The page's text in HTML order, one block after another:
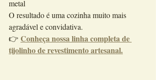
metal
O resultado é uma cozinha muito mais
agradável e convidativa.
👉 Conheça nossa linha completa de
tijolinho de revestimento artesanal.